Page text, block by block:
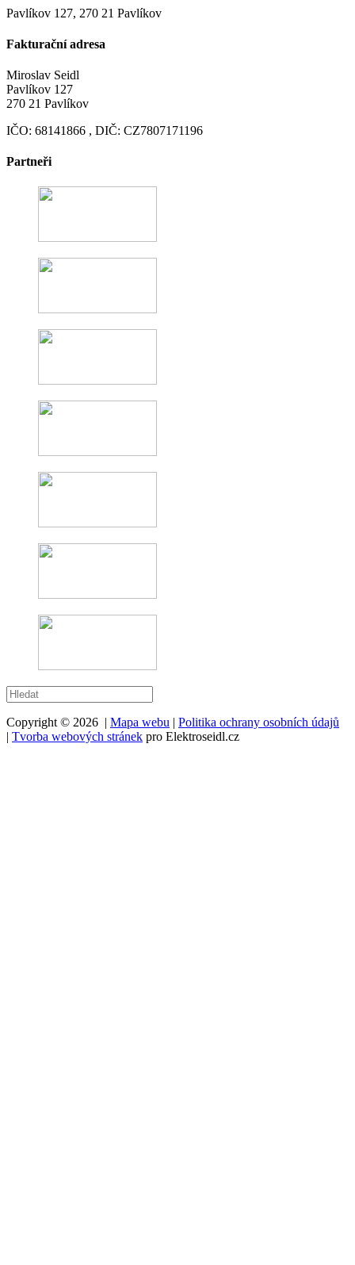
Pavlíkov 127, 270 21 Pavlíkov
Fakturační adresa
Miroslav Seidl
Pavlíkov 127
270 21 Pavlíkov
IČO: 68141866 , DIČ: CZ7807171196
Partneři
Copyright © 2026 | Mapa webu | Politika ochrany osobních údajů
| Tvorba webových stránek pro Elektroseidl.cz